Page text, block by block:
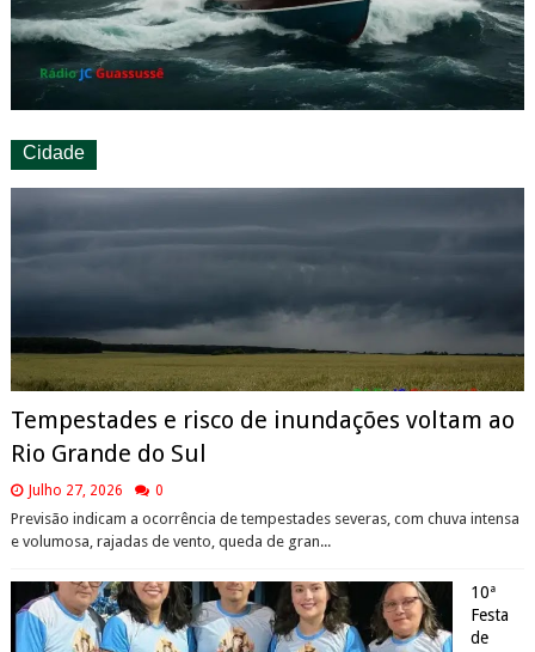
Cidade
Tempestades e risco de inundações voltam ao
Rio Grande do Sul
Julho 27, 2026 0
Previsão indicam a ocorrência de tempestades severas, com chuva intensa
e volumosa, rajadas de vento, queda de gran...
10ª
Festa
de